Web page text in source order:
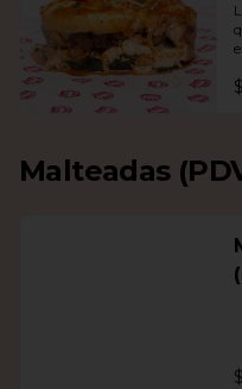
Malteadas